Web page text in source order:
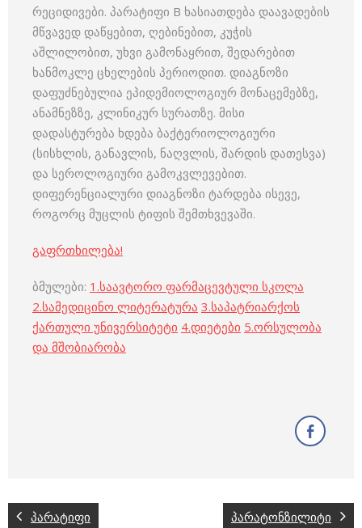
რეციდივები. პარატიფი B ხასიათდება დაავადების
მწვავედ დაწყებით, ღებინებით, კუჭის
აშლილობით, უხვი გამონაყრით, შედარებით
ხანმოკლე ცხელების პერიოდით. დიაგნოზი
დაფუძნებულია ეპიდემიოლოგიურ მონაცემებზე,
ანამნეზზე, კლინიკურ სურათზე. მისი
დადასტურება ხდება ბაქტერიოლოგიური
(სისხლის, განავლის, ნაღვლის, შარდის დათესვა)
და სეროლოგიური გამოკვლევებით.
დიფერენციალური დიაგნოზი ტარდება ისევე,
როგორც მუცლის ტიფის შემთხვევაში.
გაფრთხილება!
ბმულები: 1.საავტორო ფარმაცევტული სკოლა
2.სამედიცინო ლიტერატურა 3.საპატრიარქოს
ქართული უნივერსიტეტი 4.დიეტები 5.ორსულობა
და მშობიარობა
პარატიფი პარატონზილიტი